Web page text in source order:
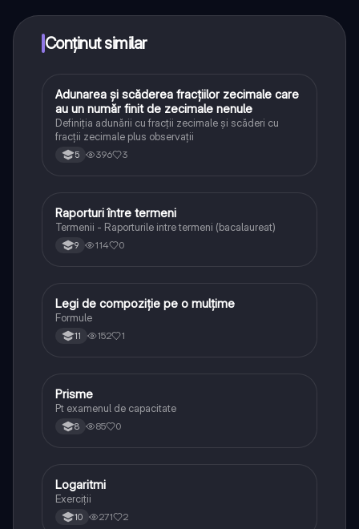
Conținut similar
Matematică
Adunarea și scăderea fracțiilor zecimale care
au un număr finit de zecimale nenule
Definiția adunării cu fracții zecimale și scăderi cu
fracții zecimale plus observații
5 396 3
Logică
Raporturi între termeni
Termenii - Raporturile intre termeni (bacalaureat)
9 114 0
Matematică
Legi de compoziție pe o mulțime
Formule
11 152 1
Matematică
Prisme
Pt examenul de capacitate
8 85 0
Matematică
Logaritmi
Exerciții
10 271 2